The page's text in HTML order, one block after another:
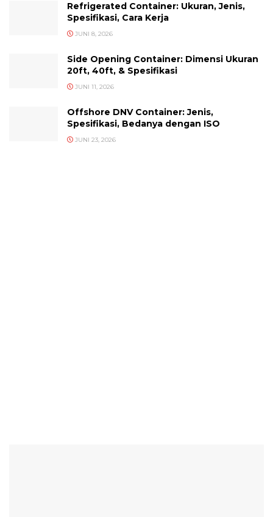
Refrigerated Container: Ukuran, Jenis,
Spesifikasi, Cara Kerja
JUNI 8, 2026
Side Opening Container: Dimensi Ukuran
20ft, 40ft, & Spesifikasi
JUNI 11, 2026
Offshore DNV Container: Jenis,
Spesifikasi, Bedanya dengan ISO
JUNI 23, 2026